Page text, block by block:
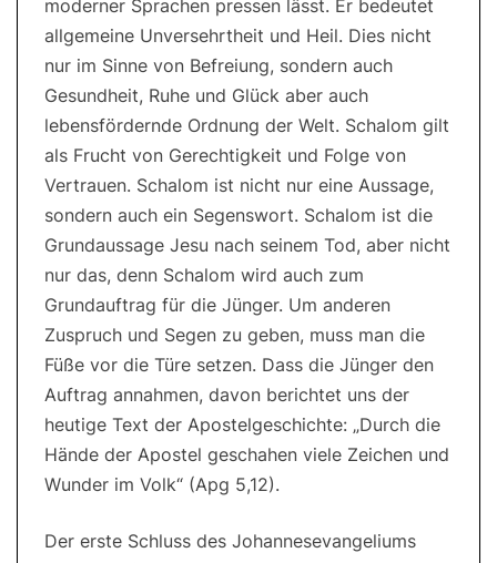
moderner Sprachen pressen lässt. Er bedeutet
allgemeine Unversehrtheit und Heil. Dies nicht
nur im Sinne von Befreiung, sondern auch
Gesundheit, Ruhe und Glück aber auch
lebensfördernde Ordnung der Welt. Schalom gilt
als Frucht von Gerechtigkeit und Folge von
Vertrauen. Schalom ist nicht nur eine Aussage,
sondern auch ein Segenswort. Schalom ist die
Grundaussage Jesu nach seinem Tod, aber nicht
nur das, denn Schalom wird auch zum
Grundauftrag für die Jünger. Um anderen
Zuspruch und Segen zu geben, muss man die
Füße vor die Türe setzen. Dass die Jünger den
Auftrag annahmen, davon berichtet uns der
heutige Text der Apostelgeschichte: „Durch die
Hände der Apostel geschahen viele Zeichen und
Wunder im Volk“ (Apg 5,12).
Der erste Schluss des Johannesevangeliums